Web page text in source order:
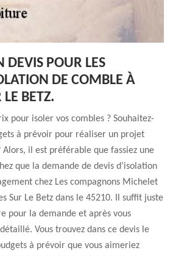
POUR LES
DE COMBLE À
LE BETZ.
pour isoler vos combles ? Souhaitez-
à prévoir pour réaliser un projet
Alors, il est préférable que fassiez une
que la demande de devis d’isolation
chez Les compagnons Michelet
Sur Le Betz dans le 45210. Il suffit juste
pour la demande et après vous
Vous trouvez dans ce devis le
à prévoir que vous aimeriez